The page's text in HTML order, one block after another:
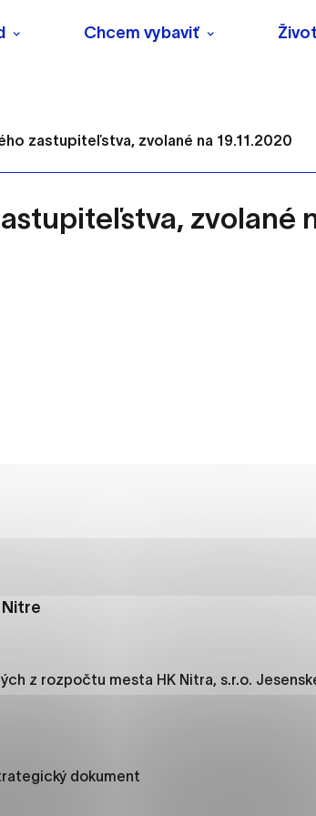
Chcem vybaviť
zastupiteľstva, zvolané na 19.11.2020
zvolané
z rozpočtu mesta HK Nitra, s.r.o.
dokument
zapamätoval Vaše prihlásenie alebo aby
a prístup k zabezpečeným oblastiam
pochopiť, ako návštevníci stránok